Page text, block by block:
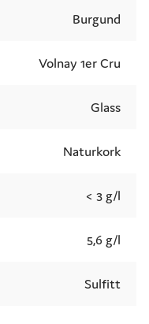
Burgund
Volnay 1er Cru
Glass
Naturkork
< 3 g/l
5,6 g/l
Sulfitt